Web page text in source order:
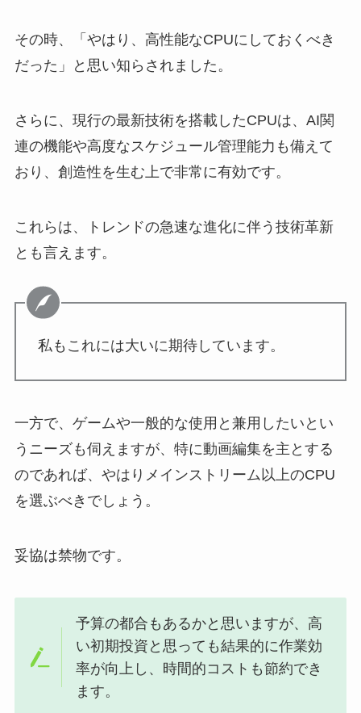
その時、「やはり、高性能なCPUにしておくべき
だった」と思い知らされました。
さらに、現行の最新技術を搭載したCPUは、AI関
連の機能や高度なスケジュール管理能力も備えて
おり、創造性を生む上で非常に有効です。
これらは、トレンドの急速な進化に伴う技術革新
とも言えます。
私もこれには大いに期待しています。
一方で、ゲームや一般的な使用と兼用したいとい
うニーズも伺えますが、特に動画編集を主とする
のであれば、やはりメインストリーム以上のCPU
を選ぶべきでしょう。
妥協は禁物です。
予算の都合もあるかと思いますが、高
い初期投資と思っても結果的に作業効
率が向上し、時間的コストも節約でき
ます。